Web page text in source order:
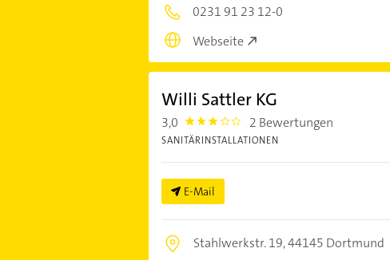
0231 91 23 12-0
Webseite
Willi Sattler KG
3,0 3.0 2 Bewertungen
SANITÄRINSTALLATIONEN
E-Mail
Stahlwerkstr. 19,44145 Dortmund